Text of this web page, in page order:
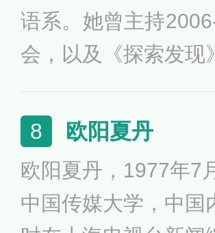
语系。她曾主持
会，以及《探索发现
全国电视十佳“金牌
主持人大赛优秀奖等
国青联委员，吉林
8 欧阳夏丹
欧阳夏丹，1977年7
中国传媒大学，中国